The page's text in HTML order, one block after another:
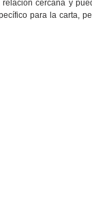
cercana y
para la carta,